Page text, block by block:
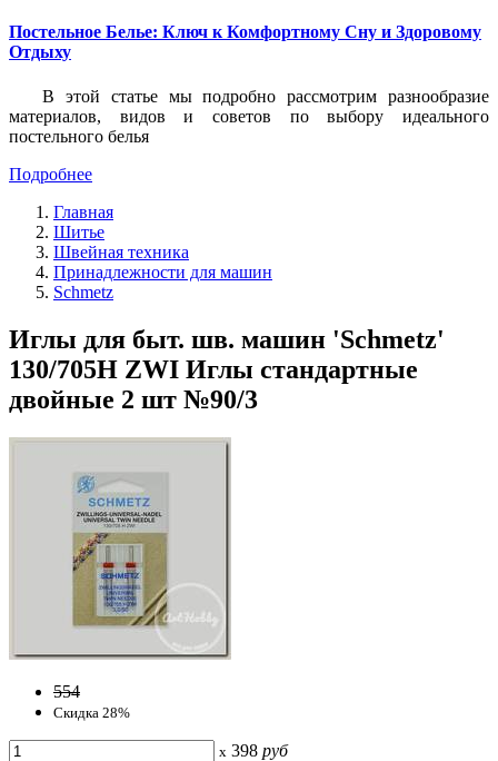
Постельное Белье: Ключ к Комфортному Сну и Здоровому
Отдыху
В этой статье мы подробно рассмотрим разнообразие
материалов, видов и советов по выбору идеального
постельного белья
Подробнее
Главная
Шитье
Швейная техника
Принадлежности для машин
Schmetz
Иглы для быт. шв. машин 'Schmetz'
130/705H ZWI Иглы стандартные
двойные 2 шт №90/3
554
Скидка 28%
x 398 руб